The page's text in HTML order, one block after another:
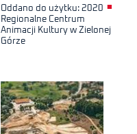
Oddano do użytku: 2020 ■
Regionalne Centrum
Animacji Kultury w Zielonej
Górze